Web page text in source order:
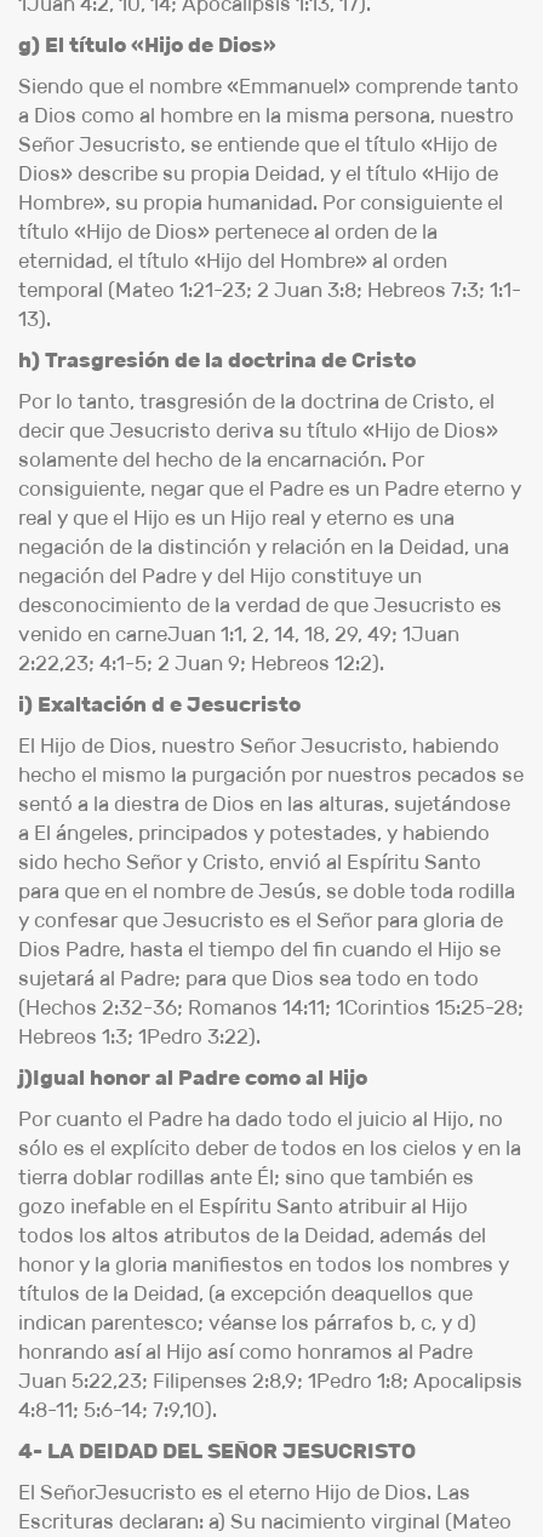
g) El título «Hijo de Dios»
Siendo que el nombre «Emmanuel» comprende tanto
a Dios como al hombre en la misma persona, nuestro
Señor Jesucristo, se entiende que el título «Hijo de
Dios» describe su propia Deidad, y el título «Hijo de
Hombre», su propia humanidad. Por consiguiente el
título «Hijo de Dios» pertenece al orden de la
eternidad, el título «Hijo del Hombre» al orden
temporal (Mateo 1:21-23; 2 Juan 3:8; Hebreos 7:3; 1:1-
13).
h) Trasgresión de la doctrina de Cristo
Por lo tanto, trasgresión de la doctrina de Cristo, el
decir que Jesucristo deriva su título «Hijo de Dios»
solamente del hecho de la encarnación. Por
consiguiente, negar que el Padre es un Padre eterno y
real y que el Hijo es un Hijo real y eterno es una
negación de la distinción y relación en la Deidad, una
negación del Padre y del Hijo constituye un
desconocimiento de la verdad de que Jesucristo es
venido en carneJuan 1:1, 2, 14, 18, 29, 49; 1Juan
2:22,23; 4:1-5; 2 Juan 9; Hebreos 12:2).
i) Exaltación d e Jesucristo
El Hijo de Dios, nuestro Señor Jesucristo, habiendo
hecho el mismo la purgación por nuestros pecados se
sentó a la diestra de Dios en las alturas, sujetándose
a El ángeles, principados y potestades, y habiendo
sido hecho Señor y Cristo, envió al Espíritu Santo
para que en el nombre de Jesús, se doble toda rodilla
y confesar que Jesucristo es el Señor para gloria de
Dios Padre, hasta el tiempo del fin cuando el Hijo se
sujetará al Padre; para que Dios sea todo en todo
(Hechos 2:32-36; Romanos 14:11; 1Corintios 15:25-28;
Hebreos 1:3; 1Pedro 3:22).
j)Igual honor al Padre como al Hijo
Por cuanto el Padre ha dado todo el juicio al Hijo, no
sólo es el explícito deber de todos en los cielos y en la
tierra doblar rodillas ante Él; sino que también es
gozo inefable en el Espíritu Santo atribuir al Hijo
todos los altos atributos de la Deidad, además del
honor y la gloria manifiestos en todos los nombres y
títulos de la Deidad, (a excepción deaquellos que
indican parentesco; véanse los párrafos b, c, y d)
honrando así al Hijo así como honramos al Padre
Juan 5:22,23; Filipenses 2:8,9; 1Pedro 1:8; Apocalipsis
4:8-11; 5:6-14; 7:9,10).
4- LA DEIDAD DEL SEÑOR JESUCRISTO
El SeñorJesucristo es el eterno Hijo de Dios. Las
Escrituras declaran: a) Su nacimiento virginal (Mateo